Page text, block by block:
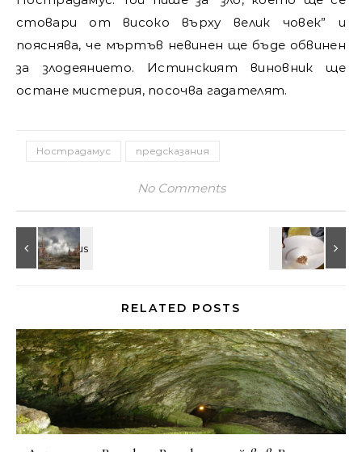
стовари от високо върху велик човек” и
пояснява, че мъртъв невинен ще бъде обвинен
за злодеянието. Истинският виновник ще
остане мистерия, посочва гадателят.
Нострадамус предсказания
No Comments
RELATED POSTS